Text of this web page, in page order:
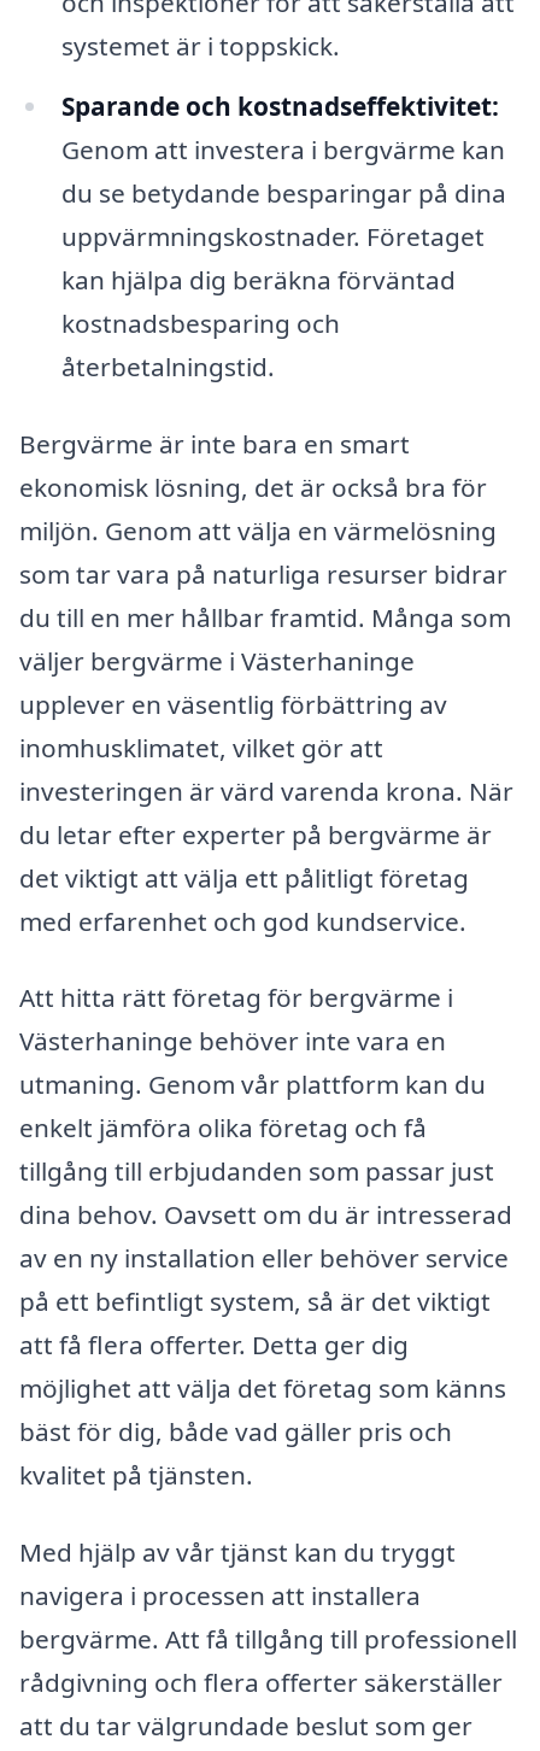
systemet är i toppskick.
Sparande och kostnadseffektivitet:
Genom att investera i bergvärme kan
du se betydande besparingar på dina
uppvärmningskostnader. Företaget
kan hjälpa dig beräkna förväntad
kostnadsbesparing och
återbetalningstid.
Bergvärme är inte bara en smart
ekonomisk lösning, det är också bra för
miljön. Genom att välja en värmelösning
som tar vara på naturliga resurser bidrar
du till en mer hållbar framtid. Många som
väljer bergvärme i Västerhaninge
upplever en väsentlig förbättring av
inomhusklimatet, vilket gör att
investeringen är värd varenda krona. När
du letar efter experter på bergvärme är
det viktigt att välja ett pålitligt företag
med erfarenhet och god kundservice.
Att hitta rätt företag för bergvärme i
Västerhaninge behöver inte vara en
utmaning. Genom vår plattform kan du
enkelt jämföra olika företag och få
tillgång till erbjudanden som passar just
dina behov. Oavsett om du är intresserad
av en ny installation eller behöver service
på ett befintligt system, så är det viktigt
att få flera offerter. Detta ger dig
möjlighet att välja det företag som känns
bäst för dig, både vad gäller pris och
kvalitet på tjänsten.
Med hjälp av vår tjänst kan du tryggt
navigera i processen att installera
bergvärme. Att få tillgång till professionell
rådgivning och flera offerter säkerställer
att du tar välgrundade beslut som ger